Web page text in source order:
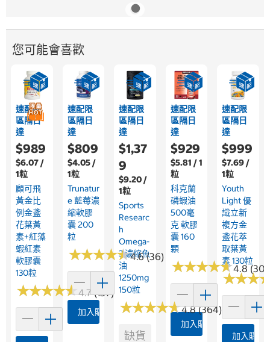
您可能會喜歡
速配限
區隔日
達
$989
$6.07 /
1粒
顧可飛
黃金比
例金盞
花葉黃
素+紅藻
蝦紅素
軟膠囊
130粒
★★★★★
★★★★★4.7 (137)
速配限
區隔日
達
$809
$4.05 /
1粒
Trunatur
E 藍莓濃
縮軟膠
囊 200
粒
★★★★★
★★★★★4.6 (36)
加入購物車
速配限
區隔日
達
$1,37
9
$9.20 /
1粒
Sports
Researc
H
Omega-
3 濃縮魚
油
1250mg
150粒
★★★★★
★★★★★4.8 (364)
缺貨
速配限
區隔日
達
$929
$5.81 / 1
粒
科克蘭
磷蝦油
500毫
克 軟膠
囊 160
顆
★★★★★
★★★★★4.8
加入購物車
速配限
區隔日
達
$999
$7.69 /
1粒
Youth
Light 優
識立新
複方金
盞花萃
取葉黃
素 130粒
★★★
★★★
加入購物